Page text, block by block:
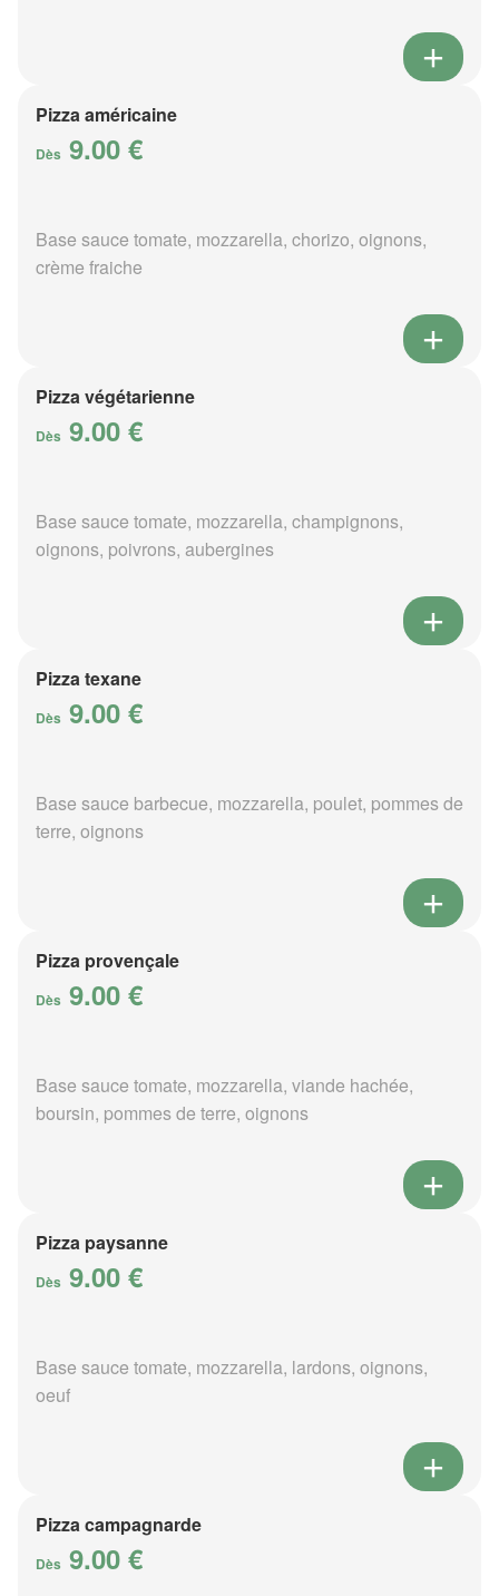
Pizza américaine
Dès 9.00 €
Base sauce tomate, mozzarella, chorizo, oignons,
crème fraiche
Pizza végétarienne
Dès 9.00 €
Base sauce tomate, mozzarella, champignons,
oignons, poivrons, aubergines
Pizza texane
Dès 9.00 €
Base sauce barbecue, mozzarella, poulet, pommes de
terre, oignons
Pizza provençale
Dès 9.00 €
Base sauce tomate, mozzarella, viande hachée,
boursin, pommes de terre, oignons
Pizza paysanne
Dès 9.00 €
Base sauce tomate, mozzarella, lardons, oignons,
oeuf
Pizza campagnarde
Dès 9.00 €